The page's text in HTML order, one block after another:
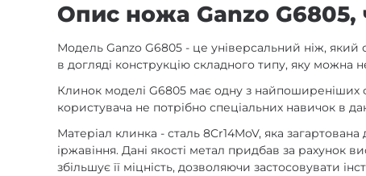
Опис ножа Ganzo G6805,
Модель Ganzo G6805 - це універсальний ніж, який
в догляді конструкцію складного типу, яку можна
Клинок моделі G6805 має одну з
користувача не потрібно спеціальних навичок в
Матеріал клинка - сталь 8Cr14MoV, яка
іржавіння. Дані якості метал придбав за рахунок
збільшує її міцність, дозволяючи застосовувати